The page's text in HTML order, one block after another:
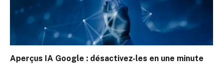
Aperçus IA Google : désactivez-les en une minute